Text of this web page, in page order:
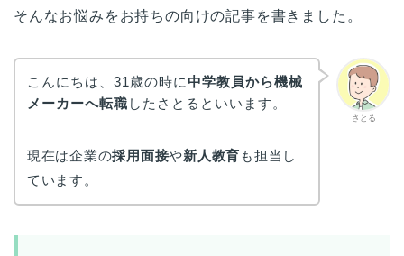
そんなお悩みをお持ちの向けの記事を書きました。
さとる
こんにちは、31歳の時に中学教員から機械
メーカーへ転職 したさとるといいます。
現在は企業の採用面接や新人教育 も担当し
ています。